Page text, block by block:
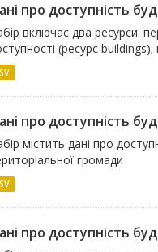
про доступність
включає два ресурси:
(ресурс
про доступність
містить дані про
громади
про доступність